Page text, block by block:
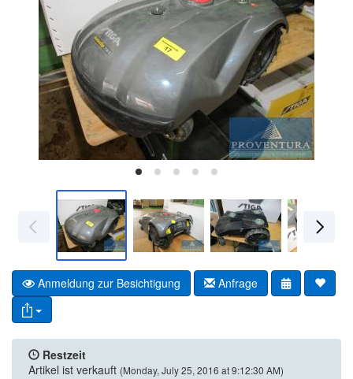
Anmeldung zur Besichtigung Anfrage
Restzeit
Artikel ist verkauft (Monday, July 25, 2016 at 9:12:30 AM)